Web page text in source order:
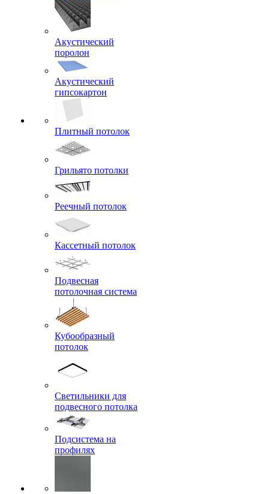
Акустический
поролон
Акустический
гипсокартон
Плитный потолок
Грильято потолки
Реечный потолок
Кассетный потолок
Подвесная
потолочная система
Кубообразный
потолок
Светильники для
подвесного потолка
Подсистема на
профилях